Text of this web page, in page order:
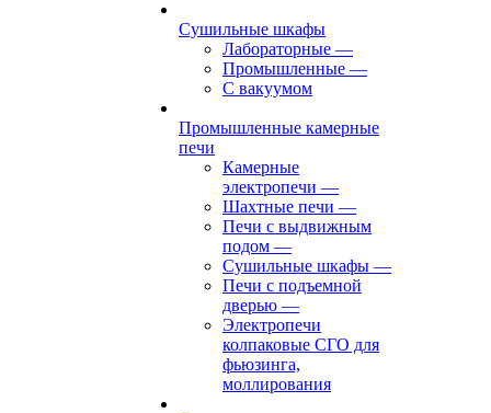
Сушильные шкафы
Лабораторные —
Промышленные —
С вакуумом
Промышленные камерные
печи
Камерные
электропечи —
Шахтные печи —
Печи с выдвижным
подом —
Сушильные шкафы —
Печи с подъемной
дверью —
Электропечи
колпаковые СГО для
фьюзинга,
моллирования